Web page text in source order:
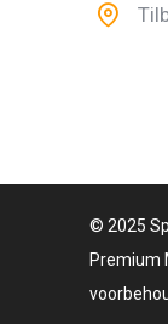
© 2025
Premium